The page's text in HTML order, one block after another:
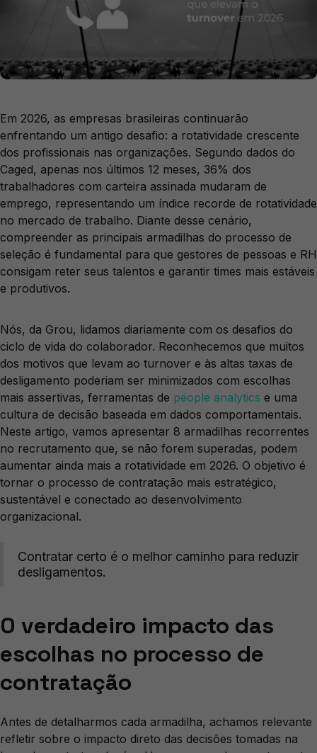
Em 2026, as empresas brasileiras continuarão
enfrentando um antigo desafio: a rotatividade crescente
dos profissionais nas organizações. Segundo dados do
Caged, apenas nos últimos 12 meses, 36% dos
trabalhadores com carteira assinada mudaram de
emprego, representando um índice recorde de rotatividade
no mercado de trabalho. Diante desse cenário,
compreender as principais armadilhas do processo de
seleção é fundamental para que gestores de pessoas e RH
consigam reter seus talentos e garantir times mais estáveis
e produtivos.
Nós, da Grou, lidamos diariamente com os desafios do
ciclo de vida do colaborador. Reconhecemos que muitos
dos motivos que levam ao turnover e às altas taxas de
desligamento poderiam ser minimizados com escolhas
mais assertivas, ferramentas de people analytics e uma
cultura de decisão baseada em dados comportamentais.
Neste artigo, vamos apresentar 8 armadilhas recorrentes
no recrutamento que, se não forem superadas, podem
aumentar ainda mais a rotatividade em 2026. O objetivo é
tornar o processo de contratação mais estratégico,
sustentável e conectado ao desenvolvimento
organizacional.
Contratar certo é o melhor caminho para reduzir
desligamentos.
O verdadeiro impacto das
escolhas no processo de
contratação
Antes de detalharmos cada armadilha, achamos relevante
refletir sobre o impacto direto das decisões tomadas na